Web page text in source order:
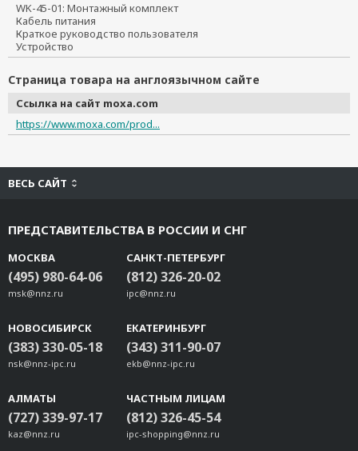
WK-45-01: Монтажный комплект
Кабель питания
Краткое руководство пользователя
Устройство
Страница товара на англоязычном сайте
Ссылка на сайт moxa.com
https://www.moxa.com/prod...
ВЕСЬ САЙТ
ПРЕДСТАВИТЕЛЬСТВА В РОССИИ И СНГ
МОСКВА
(495) 980-64-06
msk@nnz.ru
САНКТ-ПЕТЕРБУРГ
(812) 326-20-02
ipc@nnz.ru
НОВОСИБИРСК
(383) 330-05-18
nsk@nnz-ipc.ru
ЕКАТЕРИНБУРГ
(343) 311-90-07
ekb@nnz-ipc.ru
АЛМАТЫ
(727) 339-97-17
kaz@nnz.ru
ЧАСТНЫМ ЛИЦАМ
(812) 326-45-54
ipc-shopping@nnz.ru